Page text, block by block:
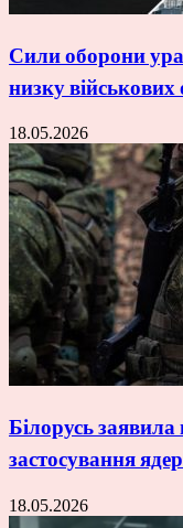
Сили оборони
низку військових
18.05.2026
Білорусь заявила
застосування
18.05.2026